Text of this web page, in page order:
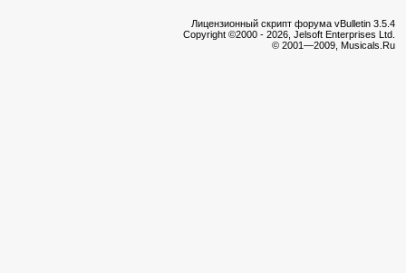
Лицензионный скрипт форума vBulletin 3.5.4
Copyright ©2000 - 2026, Jelsoft Enterprises Ltd.
© 2001—2009, Musicals.Ru